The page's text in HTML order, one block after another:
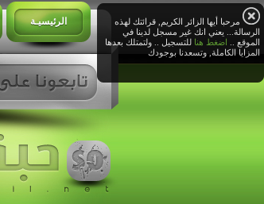
الرئيسيـة
مرحبا أيها الزائر الكريم, قرائتك لهذه
الرسالة... يعني انك غير مسجل لدينا في
الموقع .. اضغط هنا للتسجيل .. ولتمتلك بعدها
المزايا الكاملة, وتسعدنا بوجودك